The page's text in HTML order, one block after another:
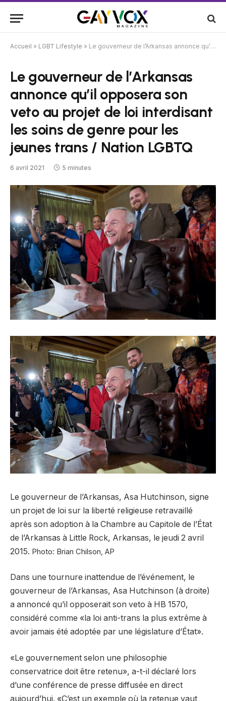
Accueil » LGBT Lifestyle » Le gouverneur de l’Arkansas annonce qu’il opposera son veto au projet de loi interdisant les soins de genre pour les jeunes trans / Nation LGBTQ
Le gouverneur de l’Arkansas
annonce qu’il opposera son
veto au projet de loi interdisant
les soins de genre pour les
jeunes trans / Nation LGBTQ
6 avril 2021 5 minutes
Le gouverneur de l’Arkansas, Asa Hutchinson, signe
un projet de loi sur la liberté religieuse retravaillé
après son adoption à la Chambre au Capitole de l’État
de l’Arkansas à Little Rock, Arkansas, le jeudi 2 avril
2015. Photo: Brian Chilson, AP
Dans une tournure inattendue de l’événement, le
gouverneur de l’Arkansas, Asa Hutchinson (à droite)
a annoncé qu’il opposerait son veto à HB 1570,
considéré comme «la loi anti-trans la plus extrême à
avoir jamais été adoptée par une législature d’État».
«Le gouvernement selon une philosophie
conservatrice doit être retenu», a-t-il déclaré lors
d’une conférence de presse diffusée en direct
aujourd’hui. «C’est un exemple où la retenue vaut